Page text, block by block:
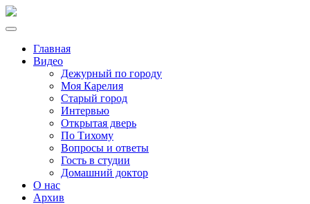
Главная
Видео
Дежурный по городу
Моя Карелия
Старый город
Интервью
Открытая дверь
По Тихому
Вопросы и ответы
Гость в студии
Домашний доктор
О нас
Архив